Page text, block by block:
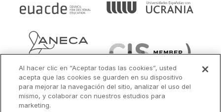
Al hacer clic en “Aceptar todas las cookies”, usted
acepta que las cookies se guarden en su dispositivo
para mejorar la navegación del sitio, analizar el uso del
mismo, y colaborar con nuestros estudios para
marketing.